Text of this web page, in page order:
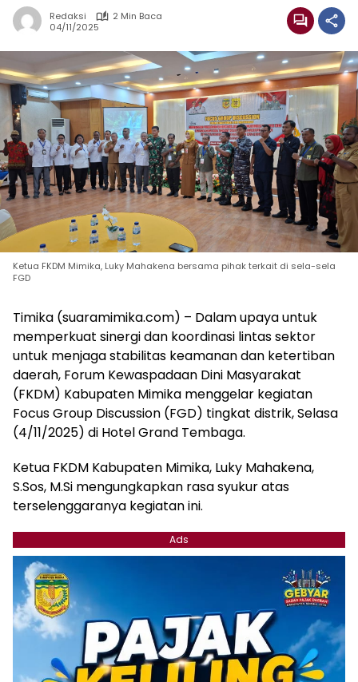
Redaksi
2 Min Baca
04/11/2025
Ketua FKDM Mimika, Luky Mahakena bersama pihak terkait di sela-sela
FGD
Timika (suaramimika.com) – Dalam upaya untuk
memperkuat sinergi dan koordinasi lintas sektor
untuk menjaga stabilitas keamanan dan ketertiban
daerah, Forum Kewaspadaan Dini Masyarakat
(FKDM) Kabupaten Mimika menggelar kegiatan
Focus Group Discussion (FGD) tingkat distrik, Selasa
(4/11/2025) di Hotel Grand Tembaga.
Ketua FKDM Kabupaten Mimika, Luky Mahakena,
S.Sos, M.Si mengungkapkan rasa syukur atas
terselenggaranya kegiatan ini.
Ads